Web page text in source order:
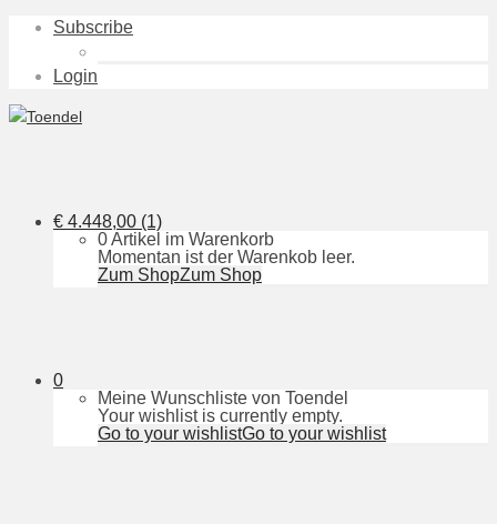
Subscribe
Login
€ 4.448,00 (1)
0 Artikel im Warenkorb
Momentan ist der Warenkob leer.
Zum ShopZum Shop
0
Meine Wunschliste von Toendel
Your wishlist is currently empty.
Go to your wishlistGo to your wishlist